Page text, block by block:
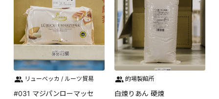
リューベッカ / ルーツ貿易
#031 マジパンローマッセ
的場製餡所
白煉りあん 硬煉